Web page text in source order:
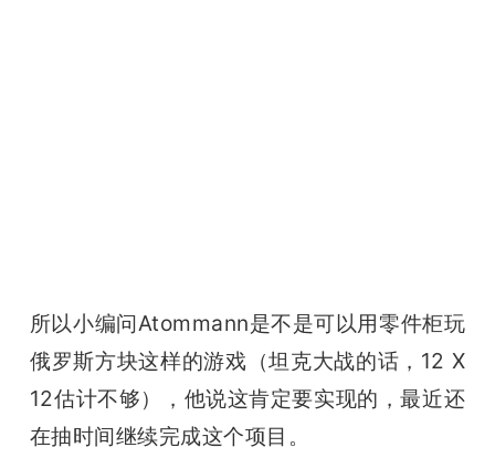
所以小编问Atommann是不是可以用零件柜玩
俄罗斯方块这样的游戏（坦克大战的话，12 X
12估计不够），他说这肯定要实现的，最近还
在抽时间继续完成这个项目。